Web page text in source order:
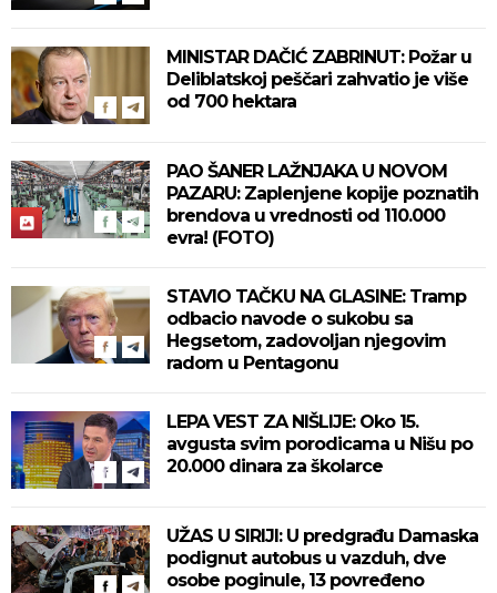
MINISTAR DAČIĆ ZABRINUT: Požar u
Deliblatskoj peščari zahvatio je više
od 700 hektara
PAO ŠANER LAŽNJAKA U NOVOM
PAZARU: Zaplenjene kopije poznatih
brendova u vrednosti od 110.000
evra! (FOTO)
STAVIO TAČKU NA GLASINE: Tramp
odbacio navode o sukobu sa
Hegsetom, zadovoljan njegovim
radom u Pentagonu
LEPA VEST ZA NIŠLIJE: Oko 15.
avgusta svim porodicama u Nišu po
20.000 dinara za školarce
UŽAS U SIRIJI: U predgrađu Damaska
podignut autobus u vazduh, dve
osobe poginule, 13 povređeno